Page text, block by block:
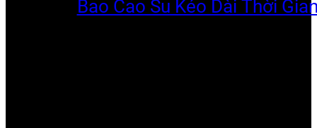
Bao Cao Su Kéo Dài Thời